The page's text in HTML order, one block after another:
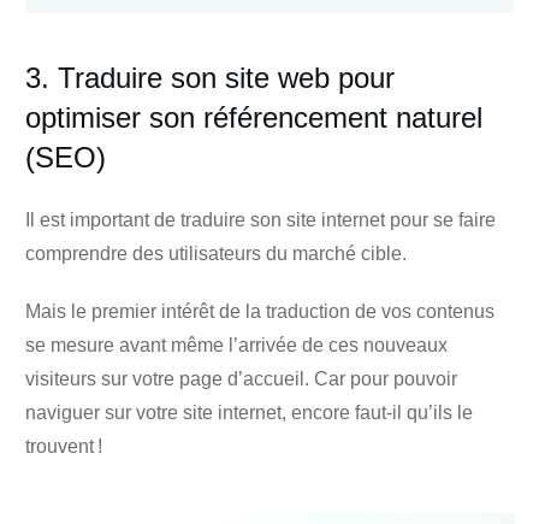
3. Traduire son site web pour
optimiser son référencement naturel
(SEO)
Il est important de traduire son site internet pour se faire
comprendre des utilisateurs du marché cible.
Mais le premier intérêt de la traduction de vos contenus
se mesure avant même l’arrivée de ces nouveaux
visiteurs sur votre page d’accueil. Car pour pouvoir
naviguer sur votre site internet, encore faut-il qu’ils le
trouvent !